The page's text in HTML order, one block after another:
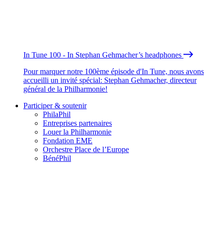
In Tune 100 - In Stephan Gehmacher’s headphones
Pour marquer notre 100ème épisode d'In Tune, nous avons
accueilli un invité spécial: Stephan Gehmacher, directeur
général de la Philharmonie!
Participer & soutenir
PhilaPhil
Entreprises partenaires
Louer la Philharmonie
Fondation EME
Orchestre Place de l’Europe
BénéPhil